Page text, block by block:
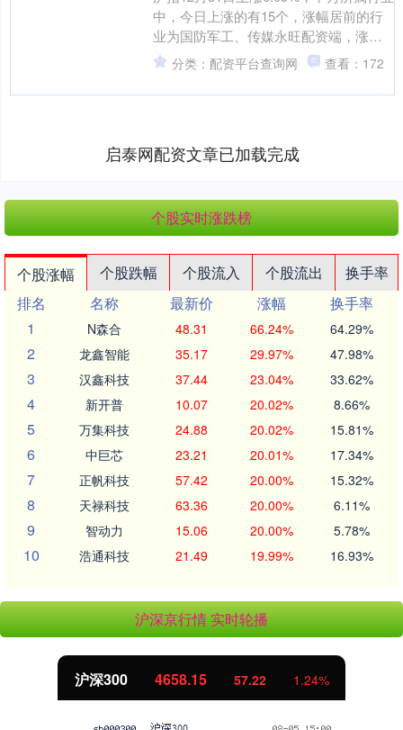
中，今日上涨的有15个，涨幅居前的行
业为国防军工、传媒永旺配资端，涨幅
分别为2.13%、1.54%。跌幅居前的行业
为....
分类：配资平台查询网 查看：172
启泰网配资文章已加载完成
个股实时涨跌榜
个股涨幅 个股跌幅 个股流入 个股流出
换手率
排名
名称 最新价 涨幅
换手率
1
N森合 48.31 66.24% 64.29%
2 龙鑫智能 35.17 29.97% 47.98%
3 汉鑫科技 37.44 23.04% 33.62%
4 新开普 10.07 20.02% 8.66%
5 万集科技 24.88 20.02% 15.81%
6 中巨芯 23.21 20.01% 17.34%
7 正帆科技 57.42 20.00% 15.32%
8 天禄科技 63.36 20.00% 6.11%
9 智动力 15.06 20.00% 5.78%
10 浩通科技 21.49 19.99% 16.93%
沪深京行情 实时轮播
北证50 1119.46 25.97 2.38%